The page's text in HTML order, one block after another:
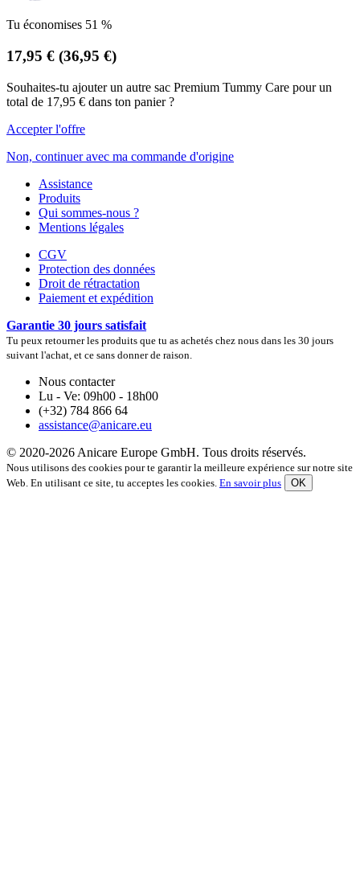
Tu économises 51 %
17,95 € (36,95 €)
Souhaites-tu ajouter un autre sac Premium Tummy Care pour un
total de 17,95 € dans ton panier ?
Accepter l'offre
Non, continuer avec ma commande d'origine
Assistance
Produits
Qui sommes-nous ?
Mentions légales
CGV
Protection des données
Droit de rétractation
Paiement et expédition
Garantie 30 jours satisfait
Tu peux retourner les produits que tu as achetés chez nous dans les 30 jours
suivant l'achat, et ce sans donner de raison.
Nous contacter
Lu - Ve: 09h00 - 18h00
(+32) 784 866 64
assistance@anicare.eu
© 2020-2026 Anicare Europe GmbH. Tous droits réservés.
Nous utilisons des cookies pour te garantir la meilleure expérience sur notre site
Web. En utilisant ce site, tu acceptes les cookies. En savoir plus OK